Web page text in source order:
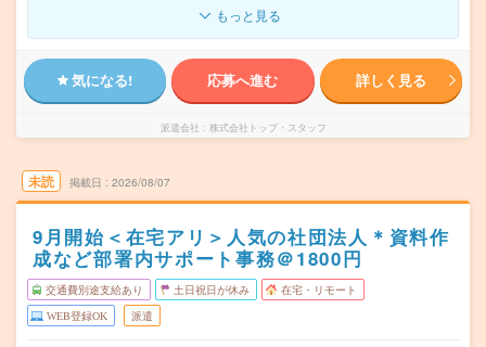
もっと見る
気になる! 応募へ進む 詳しく見る
派遣会社 株式会社トップ・スタッフ
未読 掲載日 2026/08/07
9月開始＜在宅アリ＞人気の社団法人＊資料作
成など部署内サポート事務＠1800円
交通費別途支給あり 土日祝日が休み 在宅・リモート
WEB登録OK 派遣